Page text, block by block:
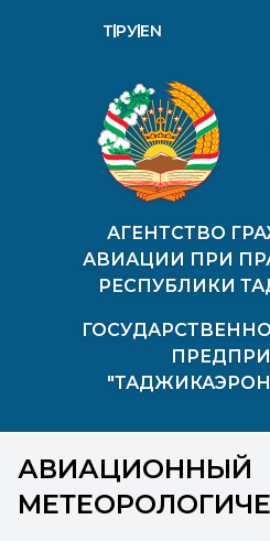
АГЕНТСТВО
АВИАЦИИ ПРИ
РЕСПУБЛИКИ
ТҶ РУEN
АВИАЦИОННЫЙ